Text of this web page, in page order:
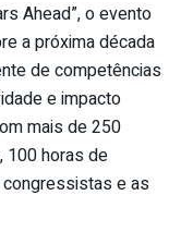
Ahead”, o evento
a próxima década
de competências
e impacto
mais de 250
100 horas de
congressistas e as